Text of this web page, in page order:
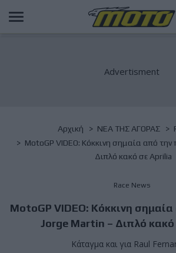
Παράκαμψη
προς
Breadcrumb
Αρχική NΕΑ ΤΗΣ ΑΓΟΡΑΣ
MotoGP VIDEO: Κόκκινη σημαία από
Διπλό κακό σε Aprilia
Race News
MotoGP VIDEO: Κόκκινη
Jorge Martin – Διπλό
Κάταγμα και για Raul